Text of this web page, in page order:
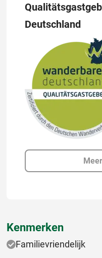
Deutschland
Kenmerken
Familievriendelijk